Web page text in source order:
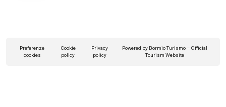
Preferenze
cookies
Cookie
policy
Privacy
policy
Powered by Bormio Turismo – Official
Tourism Website